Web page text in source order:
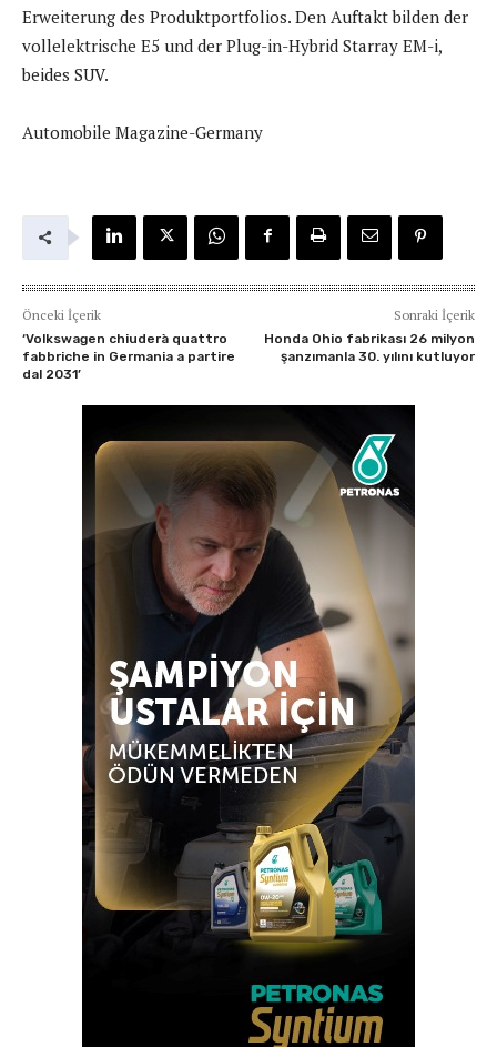
Erweiterung des Produktportfolios. Den Auftakt bilden der
vollelektrische E5 und der Plug-in-Hybrid Starray EM-i,
beides SUV.
Automobile Magazine-Germany
Önceki İçerik
‘Volkswagen chiuderà quattro
fabbriche in Germania a partire
dal 2031’
Sonraki İçerik
Honda Ohio fabrikası 26 milyon
şanzımanla 30. yılını kutluyor